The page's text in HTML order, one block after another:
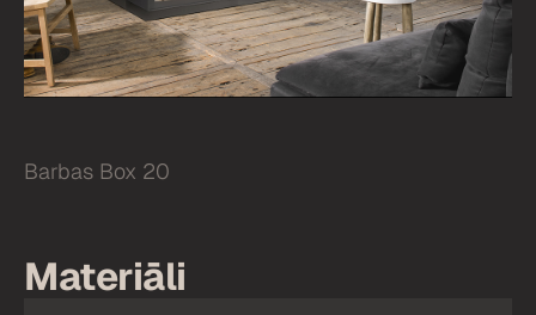
Barbas Box 20
Materiāli